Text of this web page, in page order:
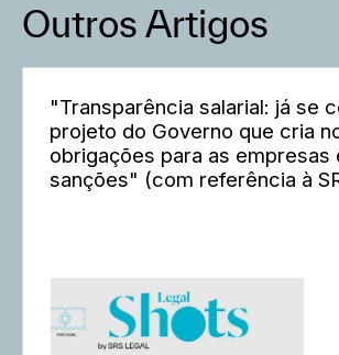
Outros Artigos
"Transparência salarial: já se
projeto do Governo que cria
obrigações para as empresas
sanções" (com referência à